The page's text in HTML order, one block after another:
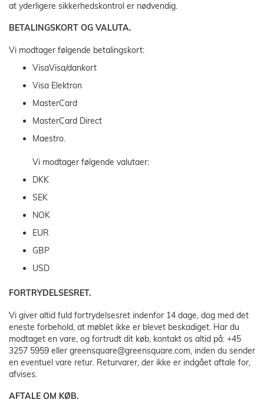
at yderligere sikkerhedskontrol er nødvendig.
BETALINGSKORT OG VALUTA.
Vi modtager følgende betalingskort:
VisaVisa/dankort
Visa Elektron
MasterCard
MasterCard Direct
Maestro.
Vi modtager følgende valutaer:
DKK
SEK
NOK
EUR
GBP
USD
FORTRYDELSESRET.
Vi giver altid fuld fortrydelsesret indenfor 14 dage, dog med det
eneste forbehold, at møblet ikke er blevet beskadiget. Har du
modtaget en vare, og fortrudt dit køb, kontakt os altid på: +45
3257 5959 eller greensquare@greensquare.com, inden du sender
en eventuel vare retur. Returvarer, der ikke er indgået aftale for,
afvises.
AFTALE OM KØB.